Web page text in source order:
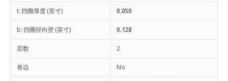
t: 挡圈厚度 (英寸) 0.050
b: 挡圈径向壁 (英寸) 0.128
层数 2
卷边 No